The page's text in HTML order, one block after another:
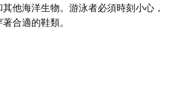
他海洋生物。游泳者必須時刻小心，
合適的鞋類。
者、游泳者和浮潛者開放的新圍場，
的海港水域游泳。 Marrinawi Cove
港聚會、聚會和放鬆的理想場所。